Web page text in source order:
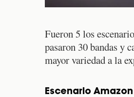
Fueron 5 los
pasaron 30 bandas y
mayor variedad a la
Escenario